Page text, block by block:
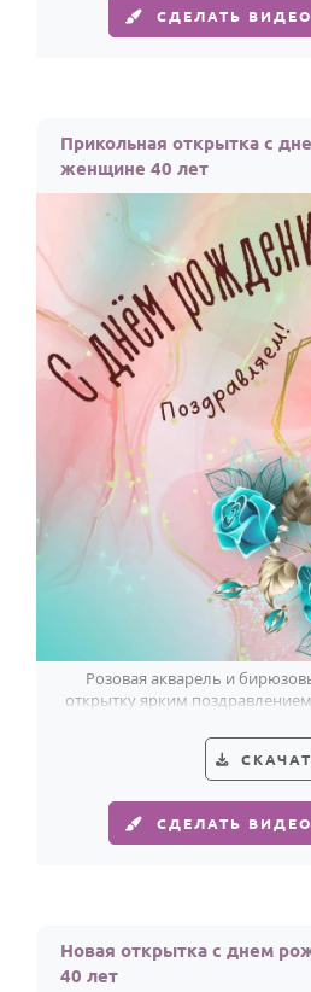
СДЕЛАТЬ
Прикольная открытка с
женщине 40 лет
Розовая акварель и
открытку ярким
СДЕЛАТЬ
Новая открытка с днем
40 лет